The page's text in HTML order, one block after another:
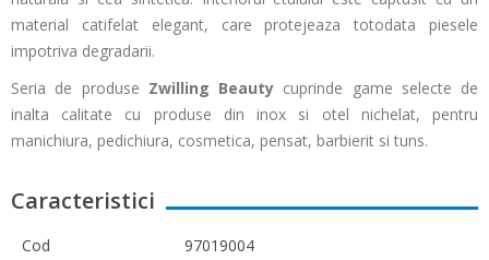
material catifelat elegant, care protejeaza totodata piesele
impotriva degradarii.
Seria de produse Zwilling Beauty cuprinde game selecte de
inalta calitate cu produse din inox si otel nichelat, pentru
manichiura, pedichiura, cosmetica, pensat, barbierit si tuns.
Caracteristici
Cod
97019004